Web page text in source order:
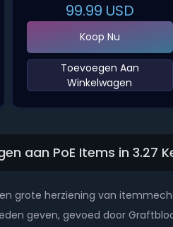
99.99 USD
Koop Nu
‌Toevoegen Aan
Winkelwagen‌
aan PoE Items in 3.27
grote herziening van
geven, gevoed door